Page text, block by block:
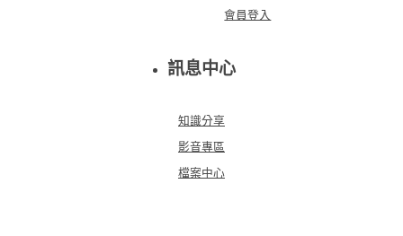
會員登入
訊息中心
知識分享
影音專區
檔案中心